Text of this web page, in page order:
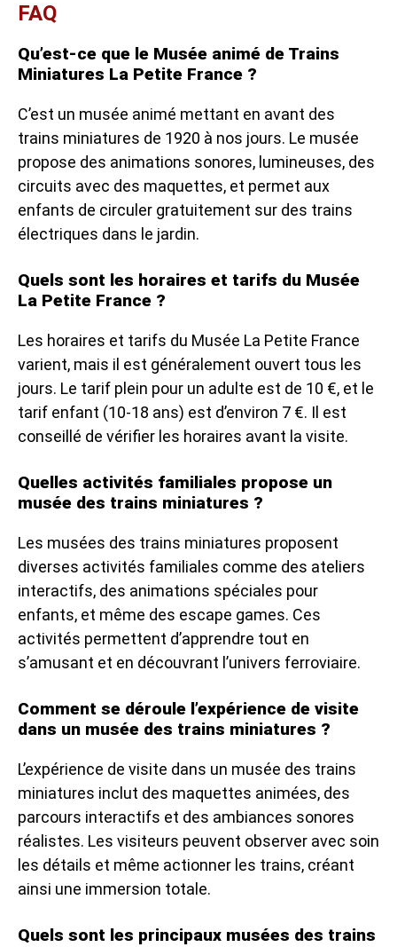
FAQ
Qu’est-ce que le Musée animé de Trains
Miniatures La Petite France ?
C’est un musée animé mettant en avant des
trains miniatures de 1920 à nos jours. Le musée
propose des animations sonores, lumineuses, des
circuits avec des maquettes, et permet aux
enfants de circuler gratuitement sur des trains
électriques dans le jardin.
Quels sont les horaires et tarifs du Musée
La Petite France ?
Les horaires et tarifs du Musée La Petite France
varient, mais il est généralement ouvert tous les
jours. Le tarif plein pour un adulte est de 10 €, et le
tarif enfant (10-18 ans) est d’environ 7 €. Il est
conseillé de vérifier les horaires avant la visite.
Quelles activités familiales propose un
musée des trains miniatures ?
Les musées des trains miniatures proposent
diverses activités familiales comme des ateliers
interactifs, des animations spéciales pour
enfants, et même des escape games. Ces
activités permettent d’apprendre tout en
s’amusant et en découvrant l’univers ferroviaire.
Comment se déroule l’expérience de visite
dans un musée des trains miniatures ?
L’expérience de visite dans un musée des trains
miniatures inclut des maquettes animées, des
parcours interactifs et des ambiances sonores
réalistes. Les visiteurs peuvent observer avec soin
les détails et même actionner les trains, créant
ainsi une immersion totale.
Quels sont les principaux musées des trains